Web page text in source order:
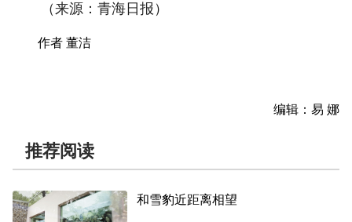
（来源：青海日报）
作者 董洁
编辑：易 娜
推荐阅读
和雪豹近距离相望